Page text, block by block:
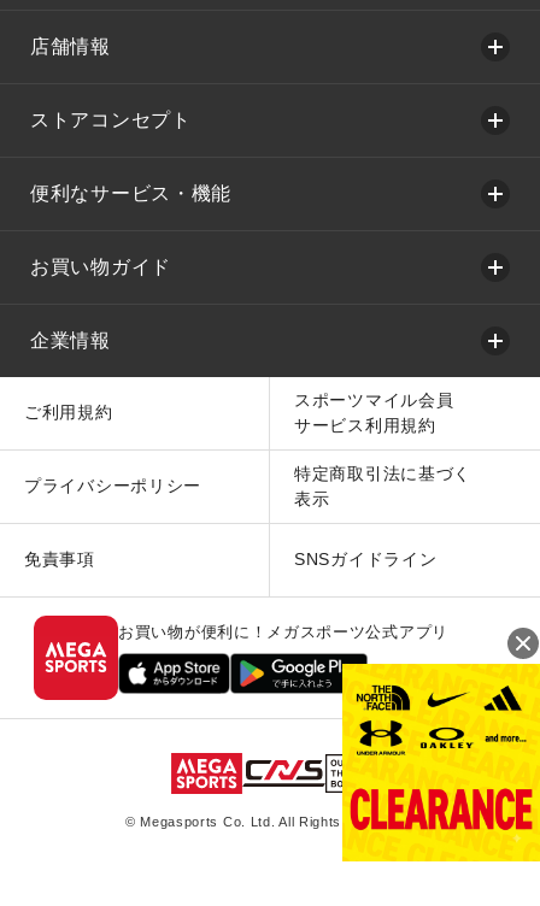
店舗情報
ストアコンセプト
便利なサービス・機能
お買い物ガイド
企業情報
ご利用規約
スポーツマイル会員
サービス利用規約
プライバシーポリシー
特定商取引法に基づく
表示
免責事項 SNSガイドライン
お買い物が便利に！メガスポーツ公式アプリ
© Megasports Co. Ltd. All Rights Reserved.